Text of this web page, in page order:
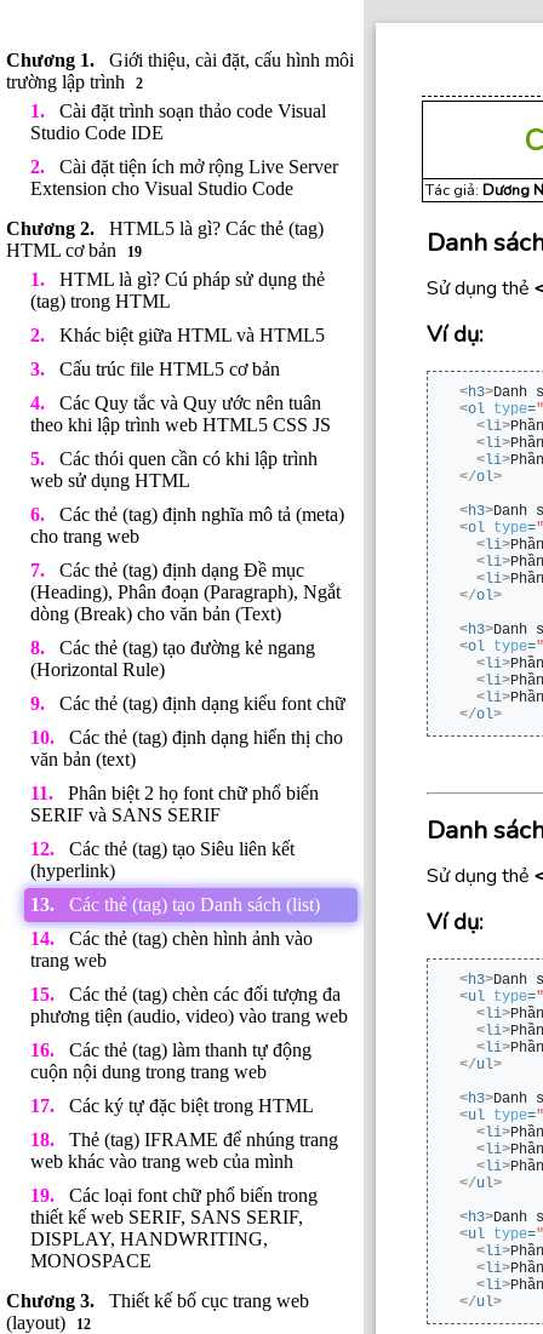
Giới thiệu, cài đặt, cấu hình môi
trường lập trình
2
Cài đặt trình soạn thảo code Visual
Studio Code IDE
Cài đặt tiện ích mở rộng Live Server
Extension cho Visual Studio Code
HTML5 là gì? Các thẻ (tag)
HTML cơ bản
19
HTML là gì? Cú pháp sử dụng thẻ
(tag) trong HTML
Khác biệt giữa HTML và HTML5
Cấu trúc file HTML5 cơ bản
Các Quy tắc và Quy ước nên tuân
theo khi lập trình web HTML5 CSS JS
Các thói quen cần có khi lập trình
web sử dụng HTML
Các thẻ (tag) định nghĩa mô tả (meta)
cho trang web
Các thẻ (tag) định dạng Đề mục
(Heading), Phân đoạn (Paragraph), Ngắt
dòng (Break) cho văn bản (Text)
Các thẻ (tag) tạo đường kẻ ngang
(Horizontal Rule)
Các thẻ (tag) định dạng kiểu font chữ
Các thẻ (tag) định dạng hiển thị cho
văn bản (text)
Phân biệt 2 họ font chữ phổ biến
SERIF và SANS SERIF
Các thẻ (tag) tạo Siêu liên kết
(hyperlink)
Các thẻ (tag) tạo Danh sách (list)
Các thẻ (tag) chèn hình ảnh vào
trang web
Các thẻ (tag) chèn các đối tượng đa
phương tiện (audio, video) vào trang web
Các thẻ (tag) làm thanh tự động
cuộn nội dung trong trang web
Các ký tự đặc biệt trong HTML
Thẻ (tag) IFRAME để nhúng trang
web khác vào trang web của mình
Các loại font chữ phổ biến trong
thiết kế web SERIF, SANS SERIF,
DISPLAY, HANDWRITING,
MONOSPACE
Thiết kế bố cục trang web
(layout)
12
Tác giả: Dương
Danh
Sử dụng thẻ
Ví dụ:
<h3>Danh
<ol type=
<li>
<li>
<li>
</ol>
<h3>Danh
<ol type=
<li>
<li>
<li>
</ol>
<h3>Danh
<ol type=
<li>
<li>
<li>
</ol>
Danh
Sử dụng thẻ
Ví dụ:
<h3>Danh
<ul type=
<li>
<li>
<li>
</ul>
<h3>Danh
<ul type=
<li>
<li>
<li>
</ul>
<h3>Danh
<ul type=
<li>
<li>
<li>
</ul>